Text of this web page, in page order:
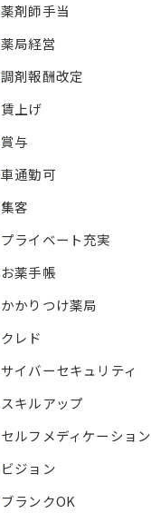
薬剤師手当
薬局経営
調剤報酬改定
賃上げ
賞与
車通勤可
集客
プライベート充実
お薬手帳
かかりつけ薬局
クレド
サイバーセキュリティ
スキルアップ
セルフメディケーション
ビジョン
ブランクOK